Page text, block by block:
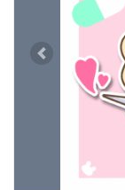
Previous